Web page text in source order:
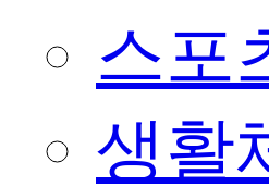
스포
생활